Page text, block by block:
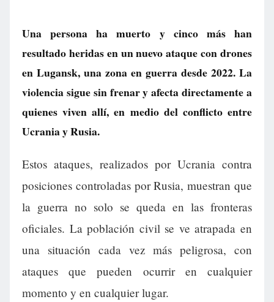
Una persona ha muerto y cinco más han
resultado heridas en un nuevo ataque con drones
en Lugansk, una zona en guerra desde 2022. La
violencia sigue sin frenar y afecta directamente a
quienes viven allí, en medio del conflicto entre
Ucrania y Rusia.
Estos ataques, realizados por Ucrania contra
posiciones controladas por Rusia, muestran que
la guerra no solo se queda en las fronteras
oficiales. La población civil se ve atrapada en
una situación cada vez más peligrosa, con
ataques que pueden ocurrir en cualquier
momento y en cualquier lugar.